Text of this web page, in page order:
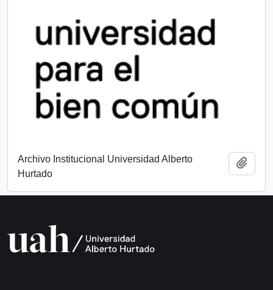
Archivo Institucional Universidad Alberto
Hurtado